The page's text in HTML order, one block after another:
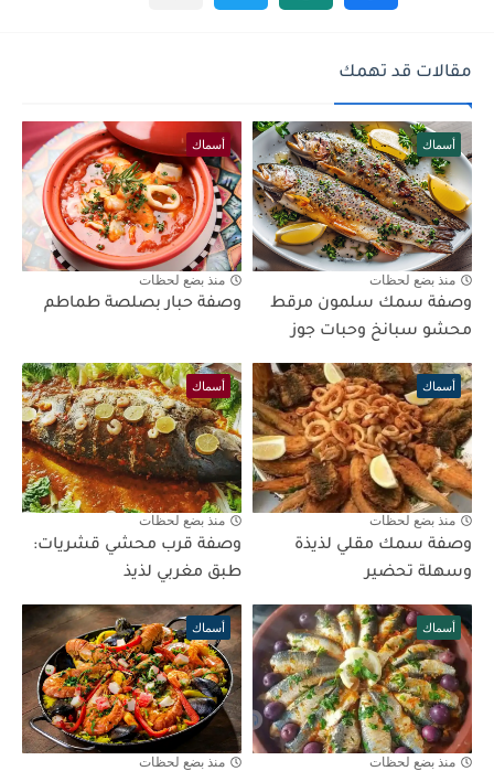
مقالات قد تهمك
أسماك
منذ بضع لحظات
وصفة سمك سلمون مرقط
محشو سبانخ وحبات جوز
أسماك
منذ بضع لحظات
وصفة حبار بصلصة طماطم
أسماك
منذ بضع لحظات
وصفة سمك مقلي لذيذة
وسهلة تحضير
أسماك
منذ بضع لحظات
وصفة قرب محشي قشريات:
طبق مغربي لذيذ
أسماك
منذ بضع لحظات
أسماك
منذ بضع لحظات